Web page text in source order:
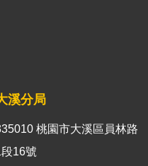
溪分局
桃園市大溪區員林路
段16號